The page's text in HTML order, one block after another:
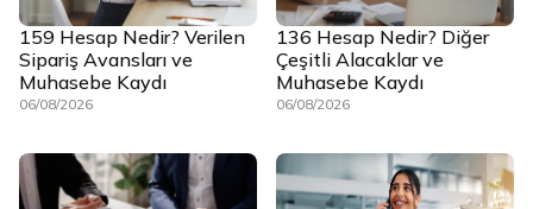
159 Hesap Nedir? Verilen
Sipariş Avansları ve
Muhasebe Kaydı
06/08/2026
136 Hesap Nedir? Diğer
Çeşitli Alacaklar ve
Muhasebe Kaydı
06/08/2026